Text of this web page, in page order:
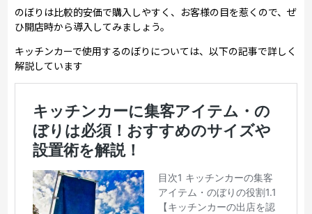
のぼりは比較的安価で購入しやすく、お客様の目を惹くので、ぜ
ひ開店時から導入してみましょう。
キッチンカーで使用するのぼりについては、以下の記事で詳しく
解説しています